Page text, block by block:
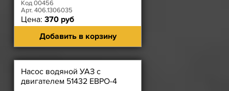
Код 00456
Арт. 406.1306035
Цена: 370 руб
Добавить в корзину
Насос водяной УАЗ с
двигателем 51432 ЕВРО-4